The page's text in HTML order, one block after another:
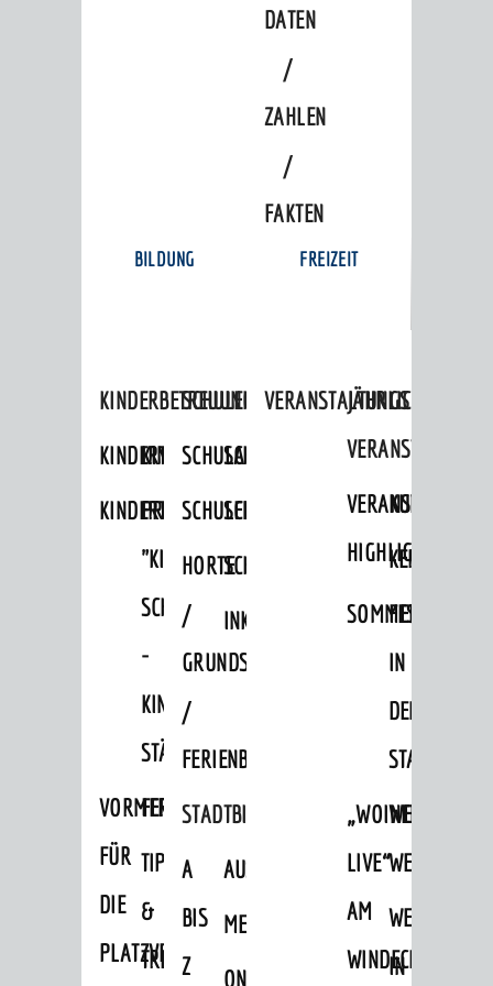
DATEN
/
ZAHLEN
/
FAKTEN
BILDUNG
KINDERBETREUUNG
KINDERTAGESPFLEGE
KINDERKRIPPEN
KINDERTAGESSTÄTTEN
PROJEKT
"KINDER
SCHÜTZEN
-
KINDER
STÄRKEN"
VORMERKVERFAHREN
FÜR
DIE
PLATZVERGABE
FERIENANGEBOTE
TIPPS
&
TREFFS
SCHULEN
SCHULARTEN
SCHULVERWALTUNG
SCHULFERIEN
SCHÜLERBEFÖRDERUNG
HORTE
/
GRUNDSCHULBETREUUNG
/
FERIENBETREUUNG
SCHULSOZIALARBEIT
INKLUSION
STADTBIBLIOTHEK
A
BIS
Z
AUSLEIHE
MEDIENANGEBOTE
ONLINE-
FREIZEIT
VERANSTALTUNGSKALENDER
JÄHRLICHE
HIGHLIGHTS
KERWE
SOMMERTAGSZUG
FESTE
IN
DEN
STADTTEILEN
„WOINEM
LIVE“
AM
WINDECKPLATZ
WEINHEIMER
IN
AKTUELLES